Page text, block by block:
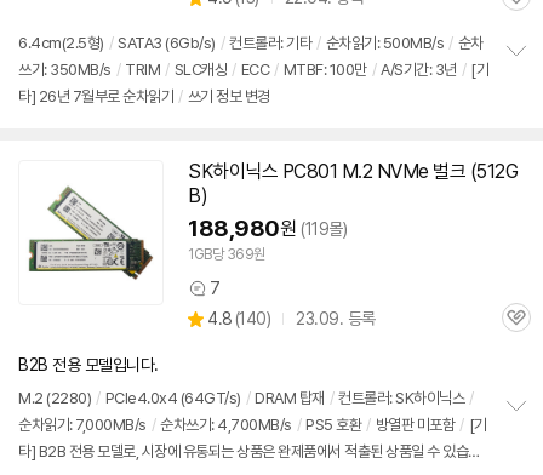
견
별
점
리
뷰
관
6.4cm(2.5형) / SATA3 (6Gb/s) / 컨트롤러: 기타 / 순차읽기: 500MB/s / 순차
쓰기: 350MB/s / TRIM / SLC캐싱 / ECC / MTBF: 100만 / A/S기간: 3년 / [기
타] 26년 7월부로 순차읽기 / 쓰기 정보 변경
기
SK하이닉스 PC801 M.2 NVMe 벌크 (512G
B)
188,980원 (119몰)
1GB당 369원
상
품
7
별
4.8 (상
뷰
140) 23.09. 등록
관
B2B 전용 모델입니다.
M.2 (2280) / PCIe4.0x4 (64GT/s) / DRAM 탑재 / 컨트롤러: SK하이닉스 /
순차읽기: 7,000MB/s / 순차쓰기: 4,700MB/s / PS5 호환 / 방열판 미포함 / [기
타] B2B 전용 모델로, 시장에 유통되는 상품은 완제품에서 적출된 상품일 수 있습니